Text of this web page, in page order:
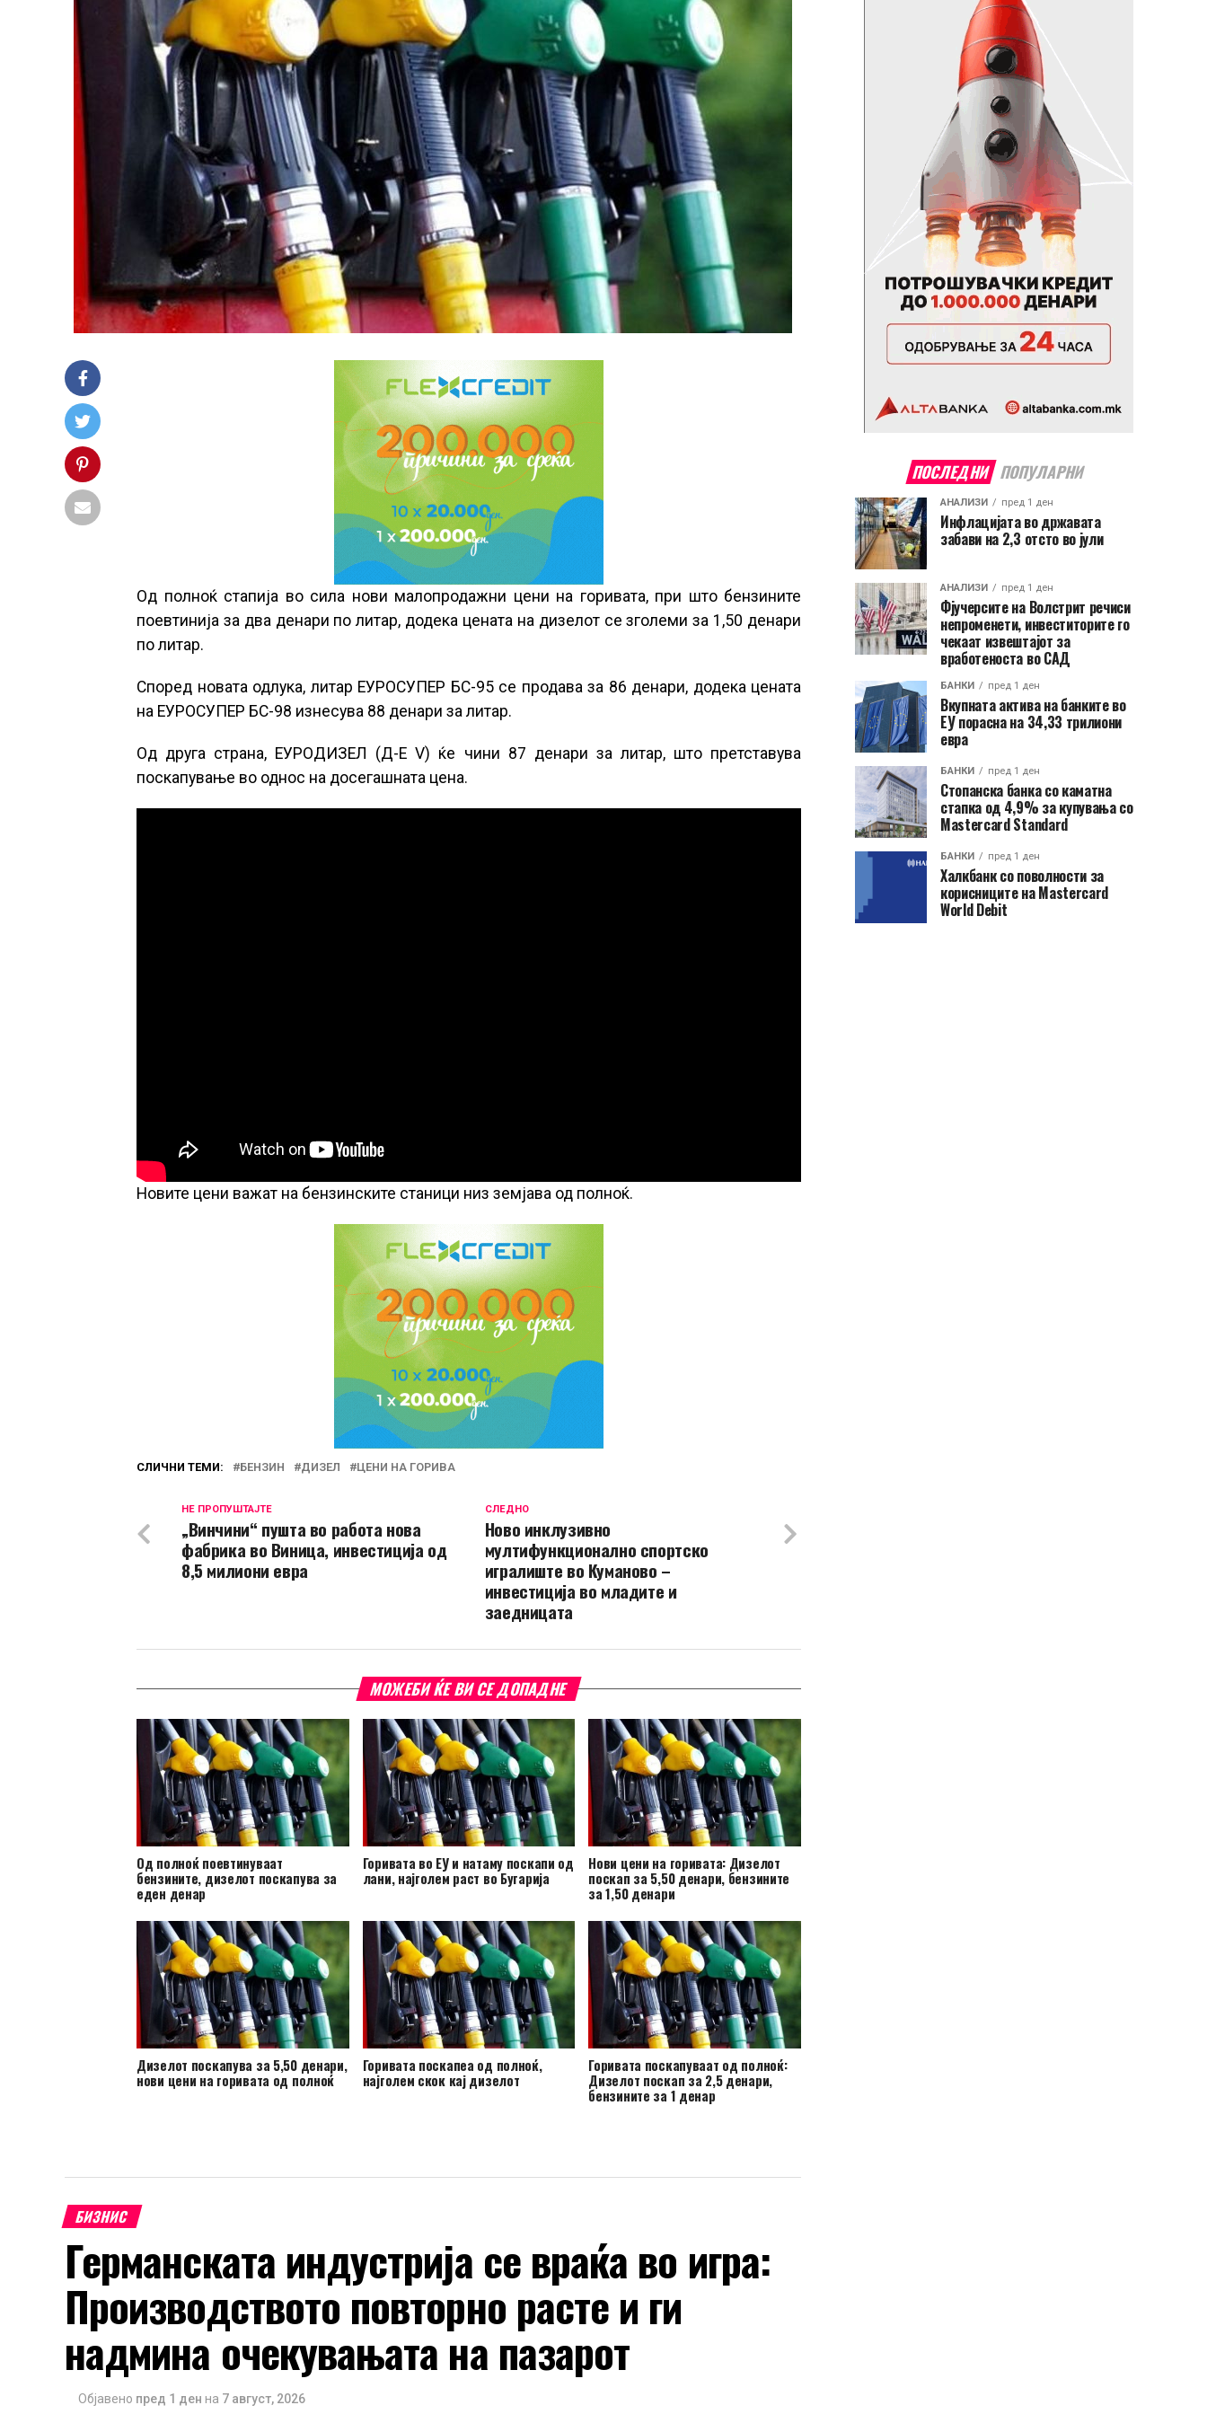
Од полноќ стапија во сила нови малопродажни цени на горивата, при што бензините
поевтинија за два денари по литар, додека цената на дизелот се зголеми за 1,50 денари
по литар.
Според новата одлука, литар ЕУРОСУПЕР БС-95 се продава за 86 денари, додека цената
на ЕУРОСУПЕР БС-98 изнесува 88 денари за литар.
Од друга страна, ЕУРОДИЗЕЛ (Д-Е V) ќе чини 87 денари за литар, што претставува
поскапување во однос на досегашната цена.
Новите цени важат на бензинските станици низ земјава од полноќ.
СЛИЧНИ ТЕМИ: БЕНЗИН ДИЗЕЛ ЦЕНИ НА ГОРИВА
СЛЕДНО
Ново инклузивно
мултифункционално спортско
игралиште во Куманово –
инвестиција во младите и
заедницата
НЕ ПРОПУШТАЈТЕ
„Винчини“ пушта во работа нова
фабрика во Виница, инвестиција од
8,5 милиони евра
МОЖЕБИ ЌЕ ВИ СЕ ДОПАДНЕ
Од полноќ поевтинуваат
бензините, дизелот поскапува за
еден денар
Горивата во ЕУ и натаму поскапи од
лани, најголем раст во Бугарија
Нови цени на горивата: Дизелот
поскап за 5,50 денари, бензините
за 1,50 денари
Дизелот поскапува за 5,50 денари,
нови цени на горивата од полноќ
Горивата поскапеа од полноќ,
најголем скок кај дизелот
Горивата поскапуваат од полноќ:
Дизелот поскап за 2,5 денари,
бензините за 1 денар
БИЗНИС
Германската индустрија се враќа во игра:
Производството повторно расте и ги
надмина очекувањата на пазарот
Објавено пред 1 ден на 7 август, 2026
ПОСЛЕДНИ ПОПУЛАРНИ
АНАЛИЗИ пред 1 ден
Инфлацијата во државата
забави на 2,3 отсто во јули
АНАЛИЗИ пред 1 ден
Фјучерсите на Волстрит речиси
непроменети, инвеститорите го
чекаат извештајот за
вработеноста во САД
БАНКИ пред 1 ден
Вкупната актива на банките во
ЕУ порасна на 34,33 трилиони
евра
БАНКИ пред 1 ден
Стопанска банка со каматна
стапка од 4,9% за купувања со
Mastercard Standard
БАНКИ пред 1 ден
Халкбанк со поволности за
корисниците на Mastercard
World Debit